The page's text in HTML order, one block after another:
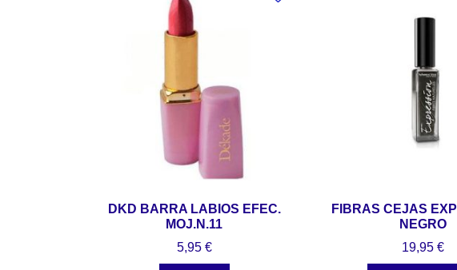
DKD BARRA LABIOS EFEC.
MOJ.N.11
5,95 €
FIBRAS CEJAS
NEGRO
19,95€